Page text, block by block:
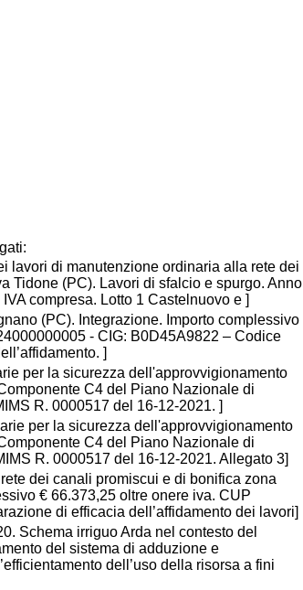
lavori di manutenzione ordinaria alla rete dei
Tidone (PC). Lavori di sfalcio e spurgo. Anno
compresa. Lotto 1 Castelnuovo e ]
(PC). Integrazione. Importo complessivo
- CIG: B0D45A9822 – Codice
]
per la sicurezza dell'approvvigionamento
C4 del Piano Nazionale di
R. 0000517 del 16-12-2021. ]
per la sicurezza dell'approvvigionamento
C4 del Piano Nazionale di
R. 0000517 del 16-12-2021. Allegato 3]
dei canali promiscui e di bonifica zona
€ 66.373,25 oltre onere iva. CUP
di efficacia dell’affidamento dei lavori]
Schema irriguo Arda nel contesto del
del sistema di adduzione e
dell’uso della risorsa a fini